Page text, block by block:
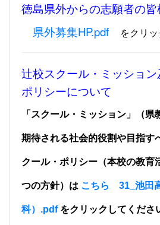
徳島県外からの志願者の
県外募集HP.pdf
をクリッ
辻校スクール・ミッション
ポリシーについて
「スクール・ミッション」（
期待される社会的役割や目指す
クール・ポリシー（本校の教育
つの方針）は こちら 31_池田
科）.pdfをクリックしてくださ